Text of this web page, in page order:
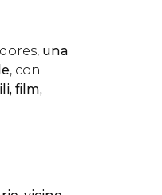
una
, con
film,